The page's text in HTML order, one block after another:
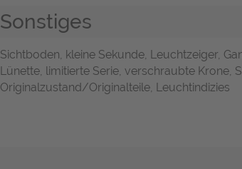
Sonstiges
Sichtboden, kleine Sekunde, Leuchtzeiger,
Lünette, limitierte Serie, verschraubte Krone,
Originalzustand/Originalteile, Leuchtindizies